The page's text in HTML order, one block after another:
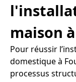
maison
Pour réussir
domestique à
processus